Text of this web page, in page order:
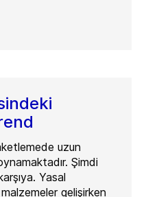
uzun
Şimdi
Yasal
malzemeler gelişirken